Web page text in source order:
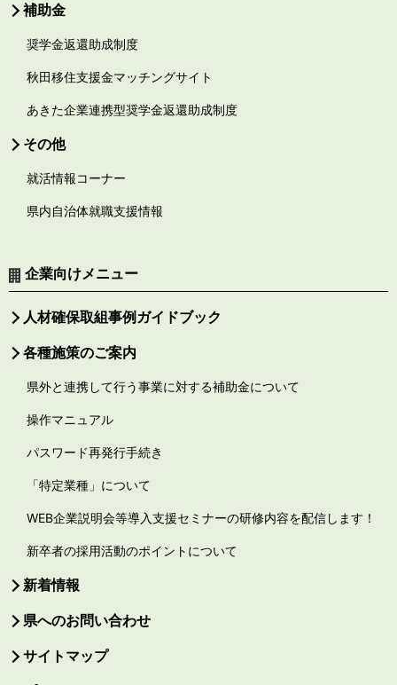
補助金
奨学金返還助成制度
秋田移住支援金マッチングサイト
あきた企業連携型奨学金返還助成制度
その他
就活情報コーナー
県内自治体就職支援情報
企業向けメニュー
人材確保取組事例ガイドブック
各種施策のご案内
県外と連携して行う事業に対する補助金について
操作マニュアル
パスワード再発行手続き
「特定業種」について
WEB企業説明会等導入支援セミナーの研修内容を配信します！
新卒者の採用活動のポイントについて
新着情報
県へのお問い合わせ
サイトマップ